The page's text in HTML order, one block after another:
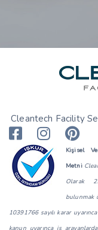
Cleantech Facility
Kişisel
Metni
Olarak
bulunmak
10391766 sayılı karar
kanun uyarınca iş